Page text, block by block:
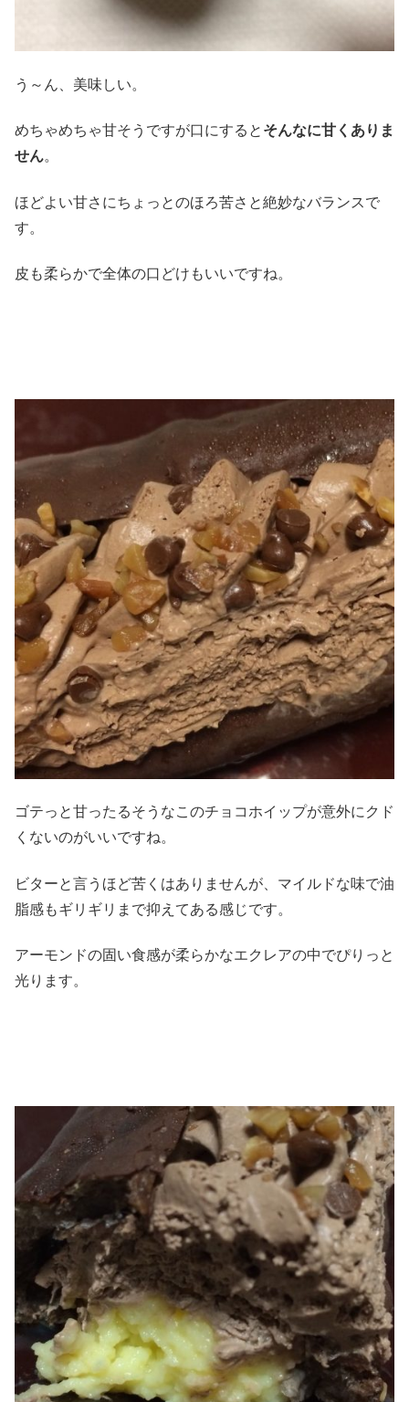
う～ん、美味しい。
めちゃめちゃ甘そうですが口にすると そんなに甘くありま
せん。
ほどよい甘さにちょっとのほろ苦さと絶妙なバランスで
す。
皮も柔らかで全体の口どけもいいですね。
ゴテっと甘ったるそうなこのチョコホイップが意外にクド
くないのがいいですね。
ビターと言うほど苦くはありませんが、マイルドな味で油
脂感もギリギリまで抑えてある感じです。
アーモンドの固い食感が柔らかなエクレアの中でぴりっと
光ります。